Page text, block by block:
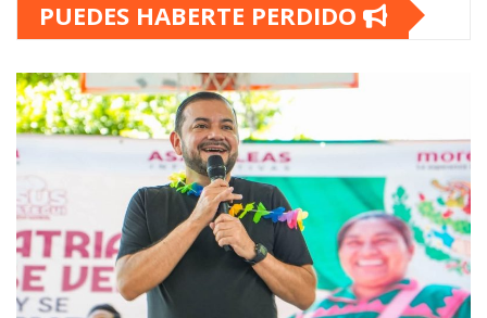
PUEDES HABERTE PERDIDO